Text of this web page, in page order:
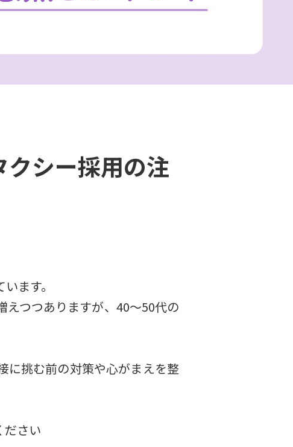
クシー採用の注
ます。
つつありますが、40～50代の
に挑む前の対策や心がまえを整
ださい